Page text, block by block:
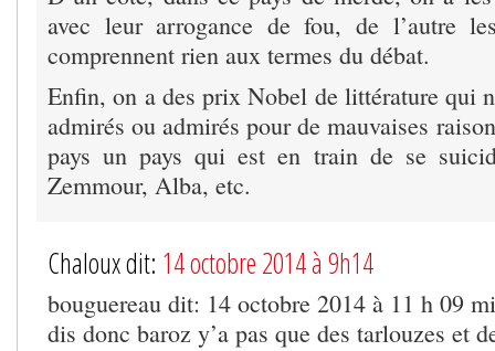
avec leur arrogance de fou, de l’autre
comprennent rien aux termes du débat.
Enfin, on a des prix Nobel de littérature qui
admirés ou admirés pour de mauvaises
pays un pays qui est en train de se
Zemmour, Alba, etc.
Chaloux dit: 14 octobre 2014 à 9h14
bouguereau dit: 14 octobre 2014 à 11 h 09
dis donc baroz y’a pas que des tarlouzes et